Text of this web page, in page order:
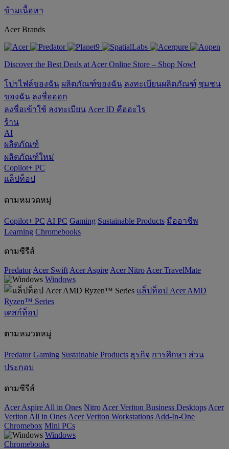
ข้ามเนื้อหา
Acer Brands
Discover the Best Deals at Acer Online Store – Shop Now!
โปรไฟล์ของฉัน ผลิตภัณฑ์ของฉัน ลงทะเบียนผลิตภัณฑ์ ชุมชน
ของฉัน ลงชื่อออก
ลงชื่อเข้าใช้ ลงทะเบียน Acer ID คืออะไร
ร้าน
AI
ผลิตภัณฑ์
ผลิตภัณฑ์ใหม่
Copilot+ PC
แล็ปท็อป
ตามหมวดหมู่
Copilot+ PC AI PC Gaming ‌Sustainable Products มืออาชีพ
‌Learning Chromebooks
ตามซีรีส์
Predator Acer Swift Acer Aspire Acer Nitro Acer TravelMate
Windows
แล็ปท็อป Acer AMD
Ryzen™ Series
เดสก์ท็อป
ตามหมวดหมู่
Predator Gaming ‌Sustainable Products ธุรกิจ การศึกษา ส่วน
ประกอบ
ตามซีรีส์
Acer Aspire All in Ones Nitro Acer Veriton Business Desktops Acer
Veriton All in Ones Acer Veriton Workstations Add-In-One
Chromebox Mini PCs
Windows
Chromebooks